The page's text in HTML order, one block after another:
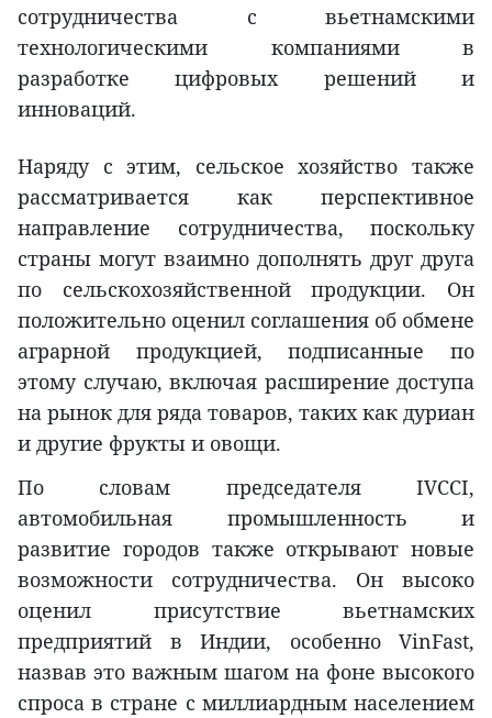
сотрудничества с вьетнамскими
технологическими компаниями в
разработке цифровых решений и
инноваций.
Наряду с этим, сельское хозяйство также
рассматривается как перспективное
направление сотрудничества, поскольку
страны могут взаимно дополнять друг друга
по сельскохозяйственной продукции. Он
положительно оценил соглашения об обмене
аграрной продукцией, подписанные по
этому случаю, включая расширение доступа
на рынок для ряда товаров, таких как дуриан
и другие фрукты и овощи.
По словам председателя IVCCI,
автомобильная промышленность и
развитие городов также открывают новые
возможности сотрудничества. Он высоко
оценил присутствие вьетнамских
предприятий в Индии, особенно VinFast,
назвав это важным шагом на фоне высокого
спроса в стране с миллиардным населением